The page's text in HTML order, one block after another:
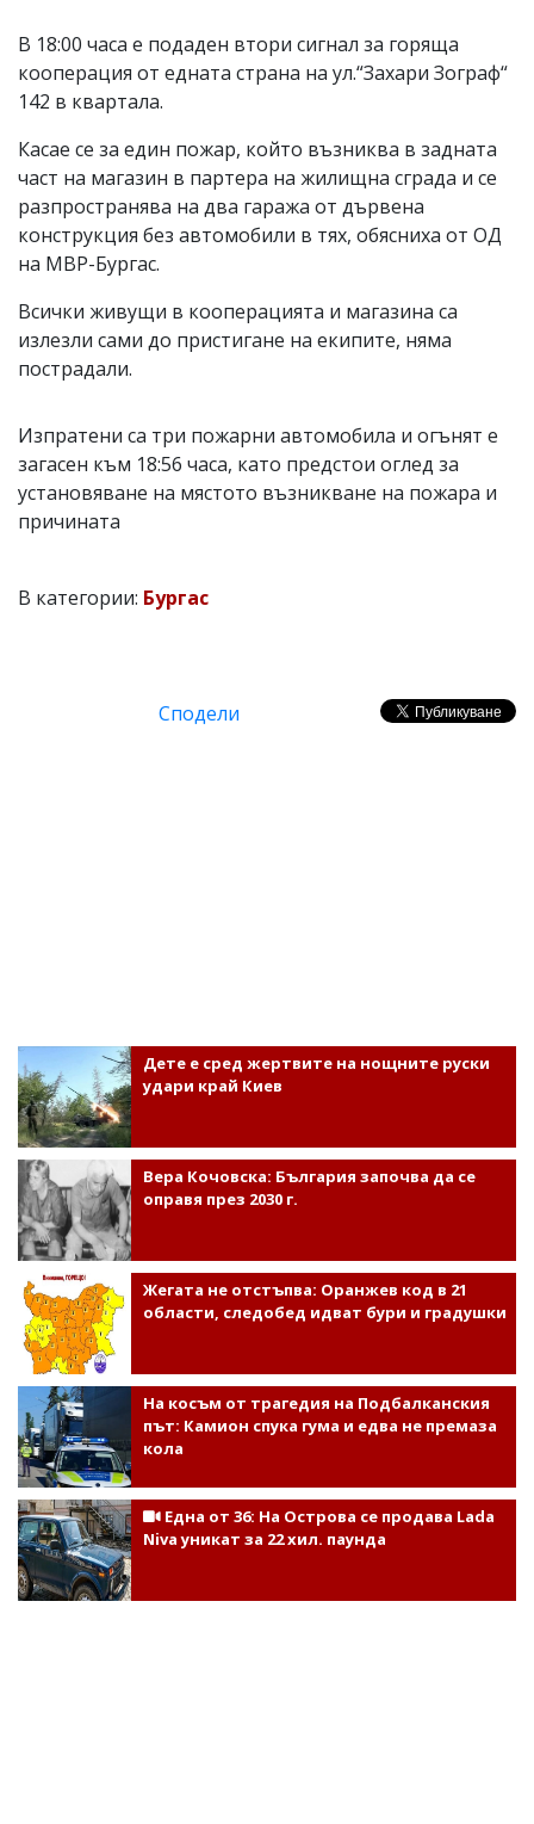
В 18:00 часа е подаден втори сигнал за горяща
кооперация от едната страна на ул.“Захари Зограф“
142 в квартала.
Касае се за един пожар, който възниква в задната
част на магазин в партера на жилищна сграда и се
разпространява на два гаража от дървена
конструкция без автомобили в тях, обясниха от ОД
на МВР-Бургас.
Всички живущи в кооперацията и магазина са
излезли сами до пристигане на екипите, няма
пострадали.
Изпратени са три пожарни автомобила и огънят е
загасен към 18:56 часа, като предстои оглед за
установяване на мястото възникване на пожара и
причината
В категории: Бургас
Сподели
Дете е сред жертвите на нощните руски
удари край Киев
Вера Кочовска: България започва да се
оправя през 2030 г.
Жегата не отстъпва: Оранжев код в 21
области, следобед идват бури и градушки
На косъм от трагедия на Подбалканския
път: Камион спука гума и едва не премаза
кола
Една от 36: На Острова се продава Lada
Niva уникат за 22 хил. паунда